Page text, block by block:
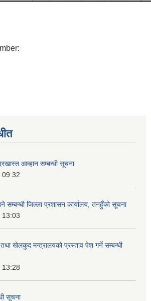
आव्हान सम्बन्धी सूचना
09:32
जिल्ला प्रशासन कार्यालय, तनहुँको सूचना
13:03
खेलकुद मन्त्रालयको प्रस्ताव पेश गर्ने सम्बन्धी
13:28
सूचना